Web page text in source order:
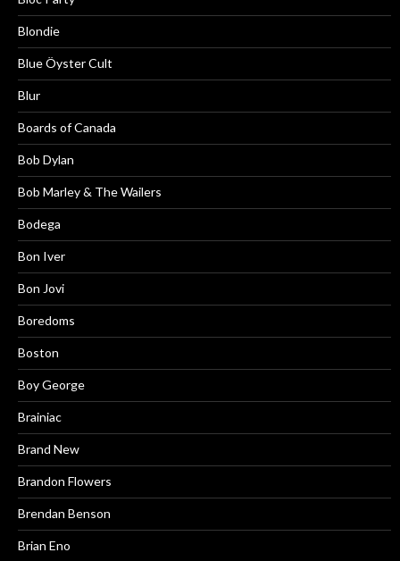
Blondie
Blue Öyster Cult
Blur
Boards of Canada
Bob Dylan
Bob Marley & The Wailers
Bodega
Bon Iver
Bon Jovi
Boredoms
Boston
Boy George
Brainiac
Brand New
Brandon Flowers
Brendan Benson
Brian Eno